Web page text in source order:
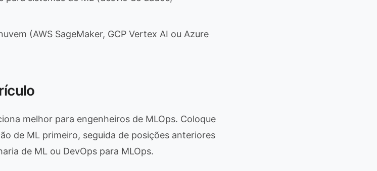
(AWS SageMaker, GCP Vertex AI ou Azure
melhor para engenheiros de MLOps. Coloque
de ML primeiro, seguida de posições anteriores
de ML ou DevOps para MLOps.